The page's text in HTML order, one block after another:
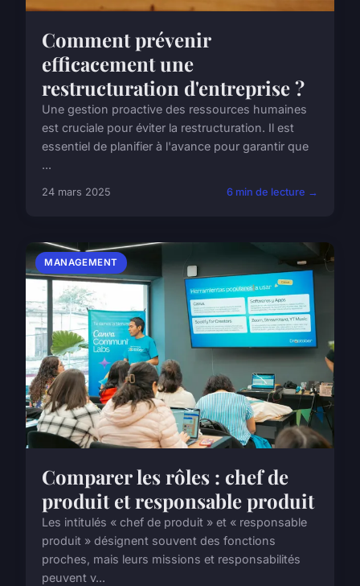
Comment prévenir
efficacement une
restructuration d'entreprise ?
Une gestion proactive des ressources humaines
est cruciale pour éviter la restructuration. Il est
essentiel de planifier à l'avance pour garantir que
...
24 mars 2025 6 min de lecture →
MANAGEMENT
Comparer les rôles : chef de
produit et responsable produit
Les intitulés « chef de produit » et « responsable
produit » désignent souvent des fonctions
proches, mais leurs missions et responsabilités
peuvent v...